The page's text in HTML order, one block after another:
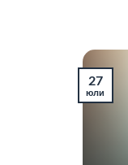
27
юли